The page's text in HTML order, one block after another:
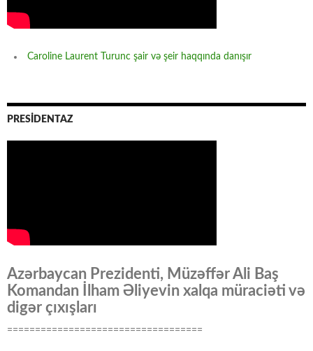
Caroline Laurent Turunc şair və şeir haqqında danışır
PRESİDENTAZ
Azərbaycan Prezidenti, Müzəffər Ali Baş
Komandan İlham Əliyevin xalqa müraciəti və
digər çıxışları
===================================